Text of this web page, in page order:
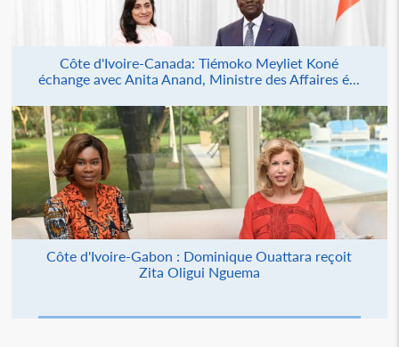
Côte d'Ivoire-Canada: Tiémoko Meyliet Koné
échange avec Anita Anand, Ministre des Affaires é...
Côte d'Ivoire-Gabon : Dominique Ouattara reçoit
Zita Oligui Nguema